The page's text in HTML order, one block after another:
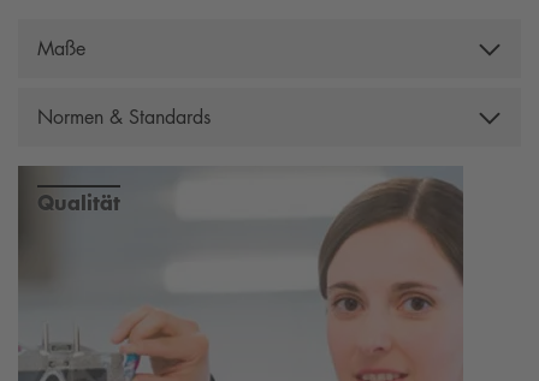
Maße
Scheibenhöhe: 49 mm, Scheibenbreite: 53 mm,
Normen & Standards
Geprüft gemäß der europäischen Norm EN ISO 12312-
1:2013+A1:2015
Nickel-Unbedenklichkeit
Qualität